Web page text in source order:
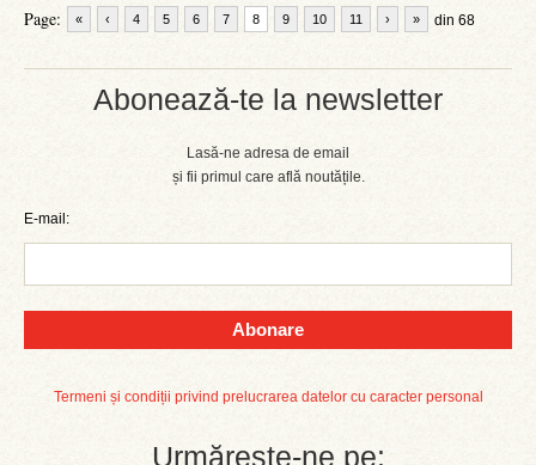
Abonează-te la newsletter
Lasă-ne adresa de email
și fii primul care află noutățile.
E-mail:
Abonare
Termeni și condiții privind prelucrarea datelor cu caracter personal
Urmărește-ne pe:
Page: « ‹ 4 5 6 7 8 9 10 11 din 68
› »